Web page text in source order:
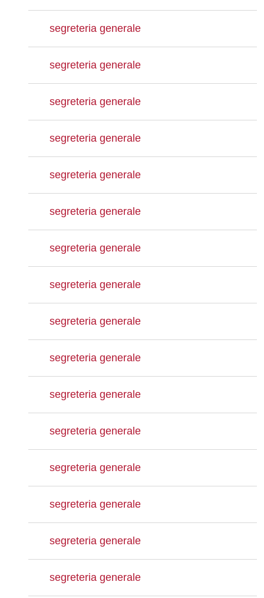
segreteria generale
segreteria generale
segreteria generale
segreteria generale
segreteria generale
segreteria generale
segreteria generale
segreteria generale
segreteria generale
segreteria generale
segreteria generale
segreteria generale
segreteria generale
segreteria generale
segreteria generale
segreteria generale